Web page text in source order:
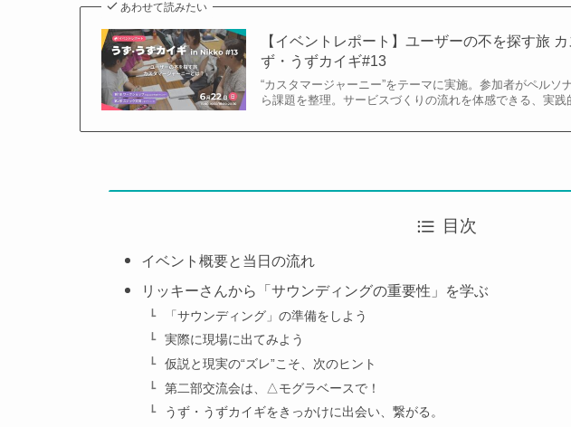
あわせて読みたい
【イベントレポート】ユーザーの不を探す旅
ず・うずカイギ#13
“カスタマージャーニー”をテーマに実施。参加者がペル
ら課題を整理。サービスづくりの流れを体感できる、実践
目次
イベント概要と当日の流れ
リッキーさんから「サウンディングの重要性」を学ぶ
「サウンディング」の準備をしよう
実際に現場に出てみよう
仮説と現実の“ズレ”こそ、次のヒント
第二部交流会は、△モグラベースで！
うず・うずカイギをきっかけに出会い、繋がる。